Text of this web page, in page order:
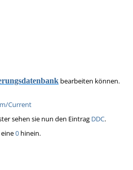
bearbeiten können.
Current
sehen sie nun den Eintrag DDC.
eine0 hinein.